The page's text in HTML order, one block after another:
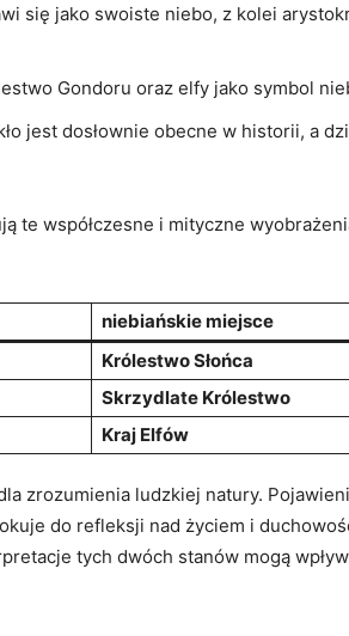
się jako swoiste niebo, z kolei
Gondoru oraz elfy jako symbol
jest dosłownie obecne w historii, a
te współczesne i mityczne
niebiańskie miejsce
Królestwo Słońca
Skrzydlate Królestwo
Kraj Elfów
zrozumienia ludzkiej natury.
do refleksji nad życiem i
tych dwóch stanów mogą